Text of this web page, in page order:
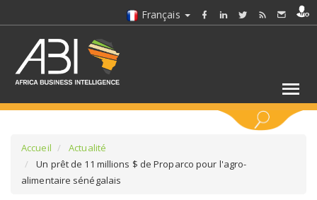
Français
Accueil
Actualité
Un prêt de 11 millions $ de Proparco pour l'agro-
alimentaire sénégalais